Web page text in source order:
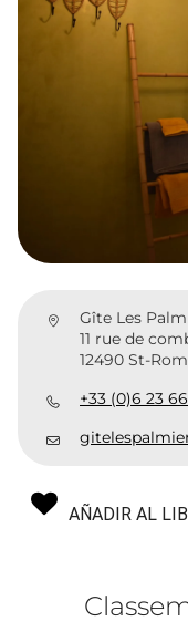
Gîte Les
11 rue de
12490 St-
+33 (0)6 23
AÑADIR AL